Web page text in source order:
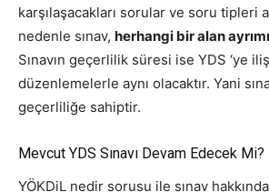
karşılaşacakları sorular ve soru tipleri
nedenle sınav, herhangi bir alan
Sınavın geçerlilik süresi ise YDS ‘ye
düzenlemelerle aynı olacaktır. Yani
geçerliliğe sahiptir.
Mevcut YDS Sınavı Devam Edecek Mi?
YÖKDiL nedir sorusu ile sınav